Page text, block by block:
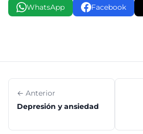
WhatsApp Facebook
← Anterior
Depresión y ansiedad